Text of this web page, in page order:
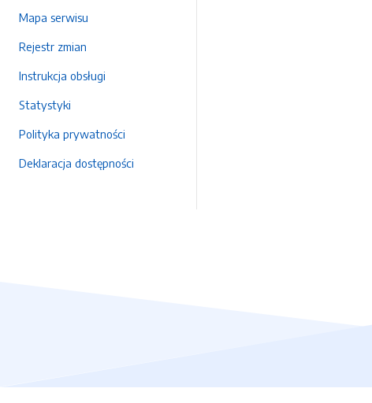
Mapa serwisu
Rejestr zmian
Instrukcja obsługi
Statystyki
Polityka prywatności
Deklaracja dostępności